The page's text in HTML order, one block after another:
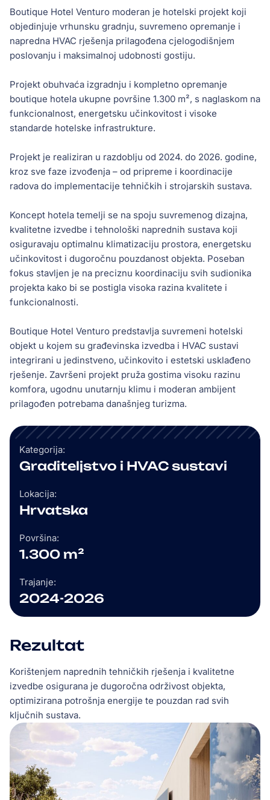
Boutique Hotel Venturo moderan je hotelski projekt koji
objedinjuje vrhunsku gradnju, suvremeno opremanje i
napredna HVAC rješenja prilagođena cjelogodišnjem
poslovanju i maksimalnoj udobnosti gostiju.
Projekt obuhvaća izgradnju i kompletno opremanje
boutique hotela ukupne površine 1.300 m², s naglaskom na
funkcionalnost, energetsku učinkovitost i visoke
standarde hotelske infrastrukture.
Projekt je realiziran u razdoblju od 2024. do 2026. godine,
kroz sve faze izvođenja – od pripreme i koordinacije
radova do implementacije tehničkih i strojarskih sustava.
Koncept hotela temelji se na spoju suvremenog dizajna,
kvalitetne izvedbe i tehnološki naprednih sustava koji
osiguravaju optimalnu klimatizaciju prostora, energetsku
učinkovitost i dugoročnu pouzdanost objekta. Poseban
fokus stavljen je na preciznu koordinaciju svih sudionika
projekta kako bi se postigla visoka razina kvalitete i
funkcionalnosti.
Boutique Hotel Venturo predstavlja suvremeni hotelski
objekt u kojem su građevinska izvedba i HVAC sustavi
integrirani u jedinstveno, učinkovito i estetski usklađeno
rješenje. Završeni projekt pruža gostima visoku razinu
komfora, ugodnu unutarnju klimu i moderan ambijent
prilagođen potrebama današnjeg turizma.
Kategorija:
Graditeljstvo i HVAC sustavi
Lokacija:
Hrvatska
Površina:
1.300 m²
Trajanje:
2024-2026
Rezultat
Korištenjem naprednih tehničkih rješenja i kvalitetne
izvedbe osigurana je dugoročna održivost objekta,
optimizirana potrošnja energije te pouzdan rad svih
ključnih sustava.